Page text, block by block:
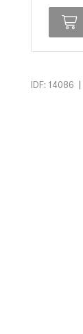
IDF: 14086 |